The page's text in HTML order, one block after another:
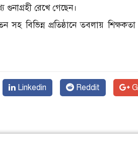
গুনাগ্রহী রেখে গেছেন।
সহ বিভিন্ন প্রতিষ্ঠানে তবলায়
Linkedin Reddit